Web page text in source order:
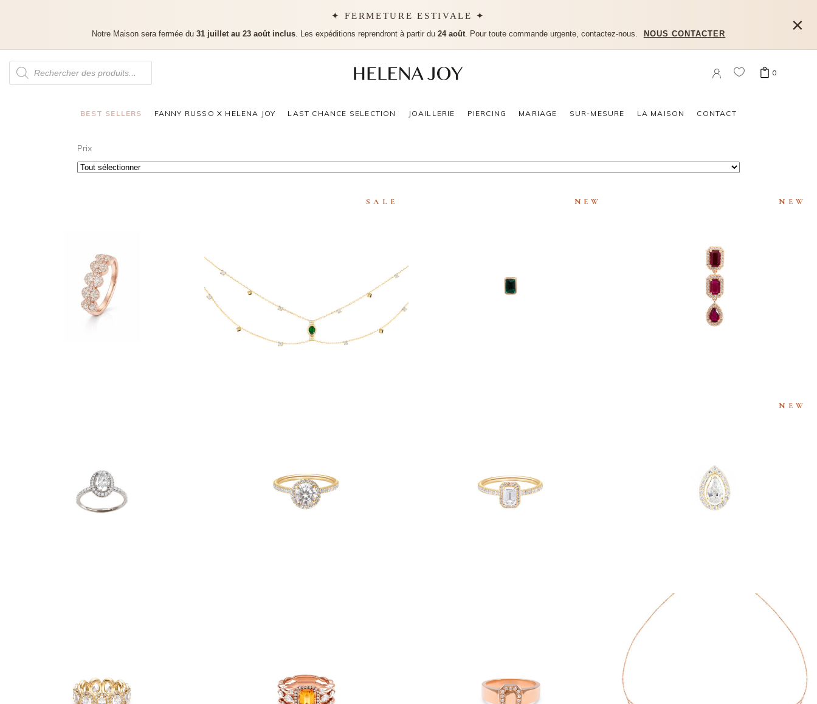
✦ FERMETURE ESTIVALE ✦
Notre Maison sera fermée du 31 juillet au 23 août inclus. Les expéditions reprendront à partir du 24 août. Pour toute commande urgente, contactez-nous. NOUS CONTACTER ×
0
BEST SELLERS FANNY RUSSO X HELENA JOY LAST CHANCE SELECTION JOAILLERIE PIERCING MARIAGE SUR-MESURE LA MAISON CONTACT
Prix
DEMI ALLIANCE MILA ILLUSION
€2,700
SALE NEW
€990
NEW
BOUCLE D’OREILLE MILA RUBIS
TRILOGY
2,900
3,900–€ 3,900–€4,570 3,900–€4,570
NEW
PUCE D’OREILLE MILA PEAR
€1,840
GOLDEN
€6,920 €2,250